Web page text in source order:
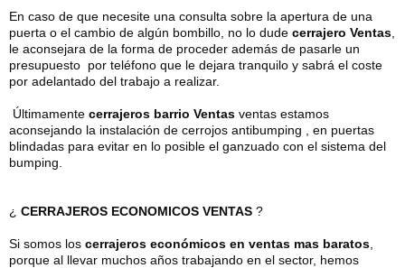
En caso de que necesite una consulta sobre la apertura de una
puerta o el cambio de algún bombillo, no lo dude cerrajero Ventas
le aconsejara de la forma de proceder además de pasarle un
presupuesto por teléfono que le dejara tranquilo y sabrá el coste
por adelantado del trabajo a realizar.
Últimamente cerrajeros barrio Ventas ventas estamos
aconsejando la instalación de cerrojos antibumping , en puertas
blindadas para evitar en lo posible el ganzuado con el sistema del
bumping.
¿ CERRAJEROS ECONOMICOS VENTAS ?
Si somos los cerrajeros económicos en ventas mas baratos
porque al llevar muchos años trabajando en el sector, hemos